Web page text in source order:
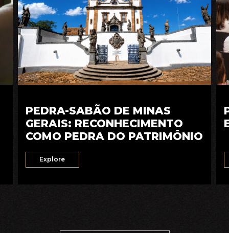
PEDRA-SABÃO DE MINAS
GERAIS: RECONHECIMENTO
COMO PEDRA DO PATRIMÔNIO
Explore